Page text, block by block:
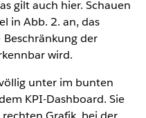
gilt auch hier. Schauen
in Abb. 2. an, das
der
wird.